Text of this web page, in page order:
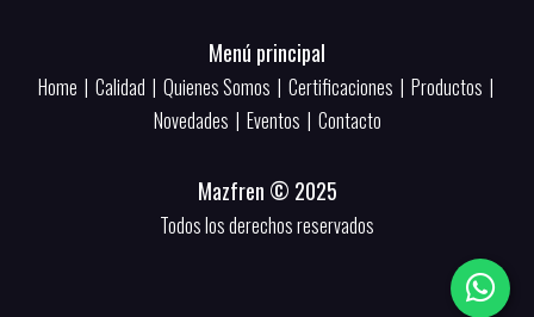
Menú principal
Home | Calidad | Quienes Somos | Certificaciones | Productos |
Novedades | Eventos | Contacto
Mazfren © 2025
Todos los derechos reservados